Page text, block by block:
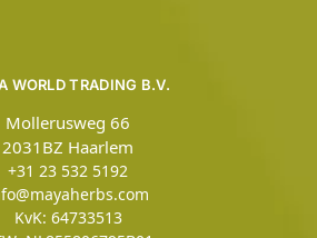
WORLD TRADING B.V.
Mollerusweg 66
2031BZ Haarlem
+31 23 532 5192
KvK: 64733513